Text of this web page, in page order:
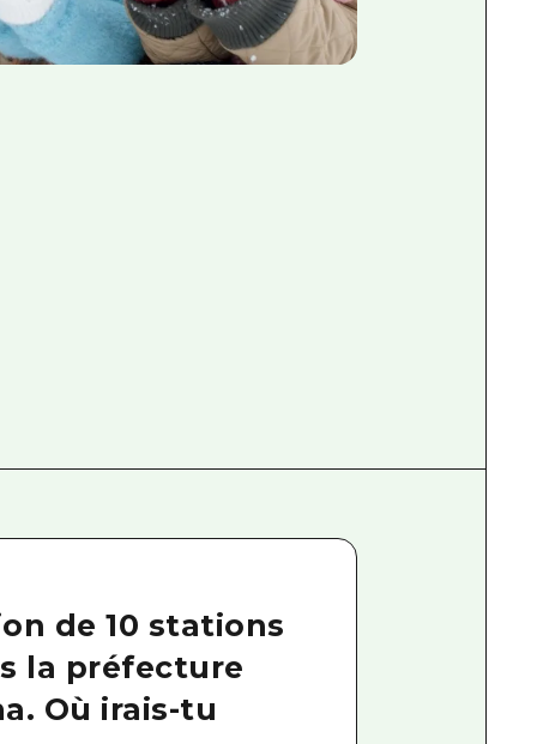
de 10 stations
la préfecture
Où irais-tu